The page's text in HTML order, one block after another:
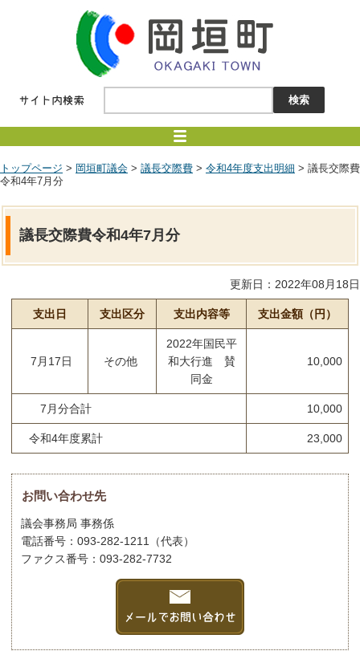
トップページ > 岡垣町議会 > 議長交際費 > 令和4年度支出明細 > 議長交際費
令和4年7月分
議長交際費令和4年7月分
更新日：2022年08月18日
支出日 支出区分 支出内容等 支出金額（円）
7月17日 その他
2022年国民平
和大行進 賛
同金
10,000
7月分合計 10,000
令和4年度累計 23,000
お問い合わせ先
議会事務局 事務係
電話番号：093-282-1211（代表）
ファクス番号：093-282-7732